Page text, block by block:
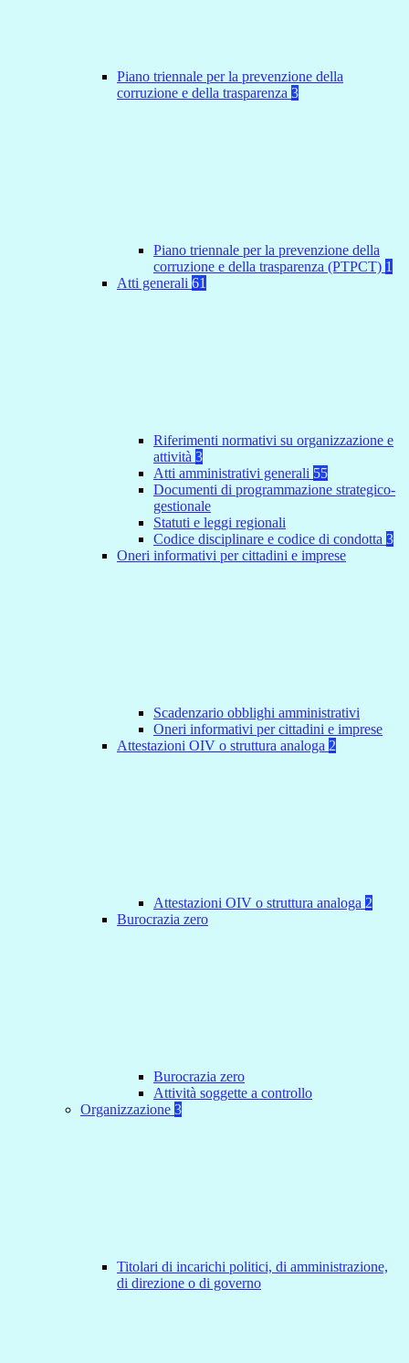
Piano triennale per la prevenzione della
corruzione e della trasparenza 3
Piano triennale per la prevenzione della
corruzione e della trasparenza (PTPCT) 1
Atti generali 61
Riferimenti normativi su organizzazione e
attività 3
Atti amministrativi generali 55
Documenti di programmazione strategico-
gestionale
Statuti e leggi regionali
Codice disciplinare e codice di condotta 3
Oneri informativi per cittadini e imprese
Scadenzario obblighi amministrativi
Oneri informativi per cittadini e imprese
Attestazioni OIV o struttura analoga 2
Attestazioni OIV o struttura analoga 2
Burocrazia zero
Burocrazia zero
Attività soggette a controllo
Organizzazione 3
Titolari di incarichi politici, di amministrazione,
di direzione o di governo